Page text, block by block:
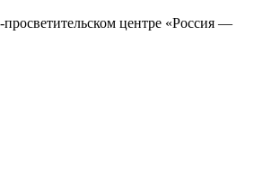
центре «Россия —